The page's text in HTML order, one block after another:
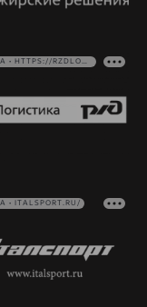
РЕКЛАМА • HTTPS://RZDLOG.RU/
• ITALSPORT.RU/